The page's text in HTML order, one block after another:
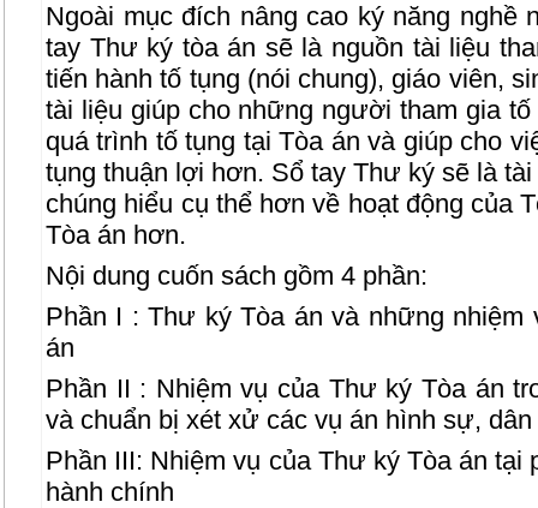
Ngoài mục đích nâng cao ký năng nghề
tay Thư ký tòa án sẽ là nguồn tài liệu
tiến hành tố tụng (nói chung), giáo viên,
tài liệu giúp cho những người tham gia
quá trình tố tụng tại Tòa án và giúp cho
tụng thuận lợi hơn. Sổ tay Thư ký sẽ là
chúng hiểu cụ thể hơn về hoạt động của
Tòa án hơn.
Nội dung cuốn sách gồm 4 phần:
Phần I : Thư ký Tòa án và những nhiệm
án
Phần II : Nhiệm vụ của Thư ký Tòa án
và chuẩn bị xét xử các vụ án hình sự,
Phần III: Nhiệm vụ của Thư ký Tòa án
hành chính